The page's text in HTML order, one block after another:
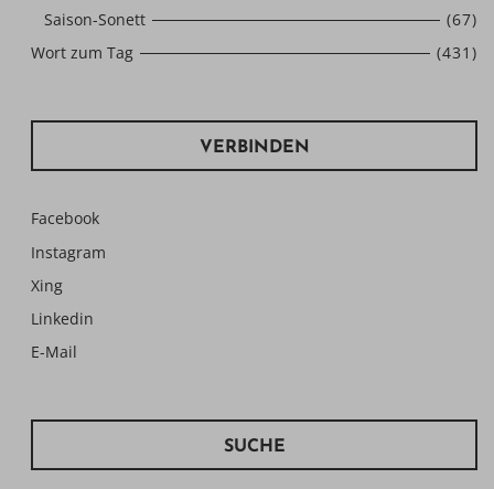
Saison-Sonett
(67)
Wort zum Tag
(431)
VERBINDEN
Facebook
Instagram
Xing
Linkedin
E-Mail
SUCHE